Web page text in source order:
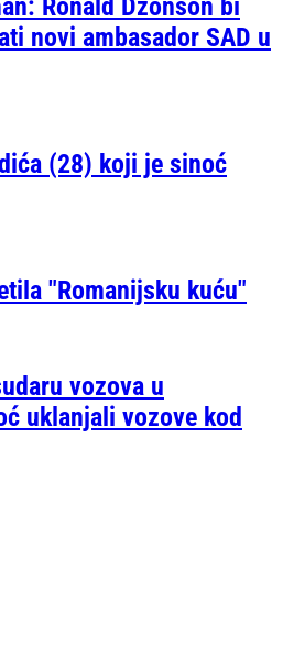
Ronald Džonson bi
novi ambasador SAD u
(28) koji je sinoć
"Romanijsku kuću"
vozova u
uklanjali vozove kod